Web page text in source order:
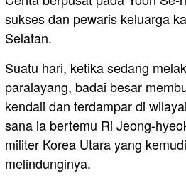
sukses dan pewaris keluarga
Selatan.
Suatu hari, ketika sedang
paralayang, badai besar
kendali dan terdampar di
sana ia bertemu Ri Jeong-
militer Korea Utara yang
melindunginya.